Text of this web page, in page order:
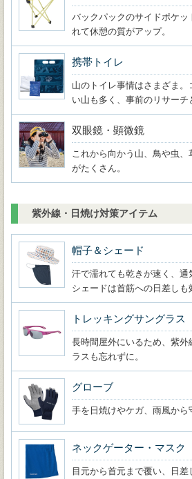
バックパックのサイドポケ
れて休憩の質がアップ。
携帯トイレ
山のトイレ事情はさまざま
い山も多く、事前のリサーチ
双眼鏡・顕微鏡
これから向かう山、鳥や虫
がたくさん。
紫外線・日焼け対策アイテム
帽子＆シェード
汗で濡れても乾きが速く、通
シェードは首筋への日差しも
トレッキングサングラス
長時間屋外にいるため、紫
ラスも忘れずに。
グローブ
手を日焼けやケガ、雨風から
ネックゲーター・マスク
目元から首元まで覆い、日差